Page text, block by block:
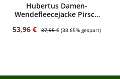
Hubertus Damen-
Wendefleecejacke Pirsch
Verkaufspreis:
53,96 € Regulärer Preis:
87,95 € (38.65% gespart)